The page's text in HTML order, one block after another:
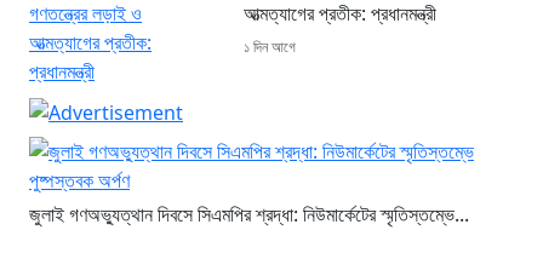
আত্মত্যাগের প্রতীক: প্রধানমন্ত্রী
১ দিন আগে
জুলাই গণঅভ্যুত্থান দিবসে সিএমপির শ্রদ্ধা: নিউমার্কেটের স্মৃতিস্তম্ভে...